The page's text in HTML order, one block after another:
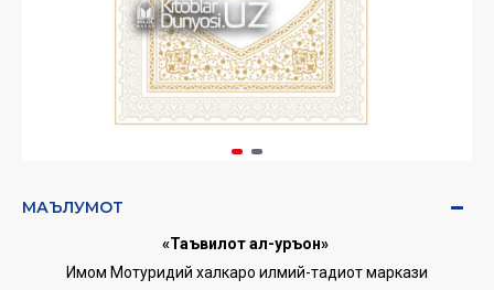
МАЪЛУМОТ
«Таъвилот ал-Қуръон»
Имом Мотуридий халкаро илмий-тадқиқот маркази